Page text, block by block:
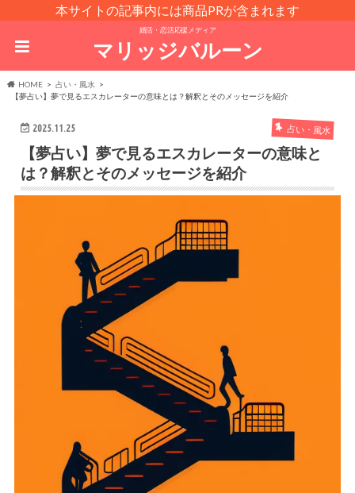
本サイトの記事内には商品PRが含まれます
婚活・恋活応援メディア
マリッジバルーン
HOME
占い・風水
【夢占い】夢で見るエスカレーターの意味とは？解釈とそのメッセージを紹介
2025.11.25 占い・風水
【夢占い】夢で見るエスカレーターの意味と
は？解釈とそのメッセージを紹介